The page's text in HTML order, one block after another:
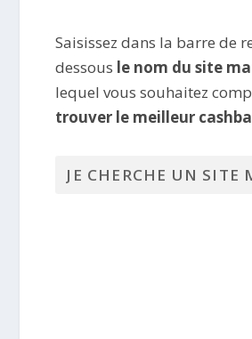
Saisissez dans la barre de
dessous le nom du site
lequel vous souhaitez
trouver le meilleur